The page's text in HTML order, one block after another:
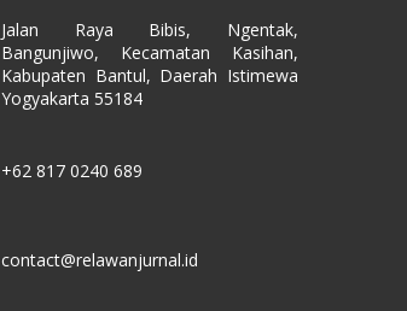
Jalan Raya Bibis, Ngentak,
Bangunjiwo, Kecamatan Kasihan,
Kabupaten Bantul, Daerah Istimewa
Yogyakarta 55184
+62 817 0240 689
contact@relawanjurnal.id